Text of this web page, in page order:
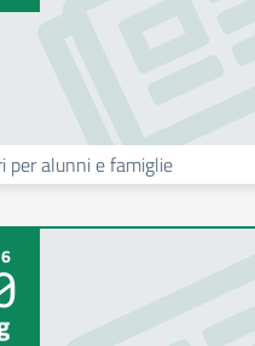
per alunni e famiglie